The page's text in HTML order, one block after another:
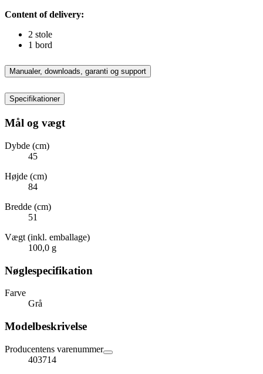
Content of delivery:
2 stole
1 bord
Manualer, downloads, garanti og support
Specifikationer
Mål og vægt
Dybde (cm)
45
Højde (cm)
84
Bredde (cm)
51
Vægt (inkl. emballage)
100,0 g
Nøglespecifikation
Farve
Grå
Modelbeskrivelse
Producentens varenummer
403714